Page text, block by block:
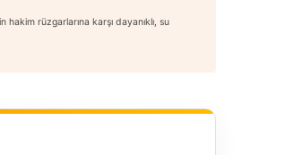
hakim rüzgarlarına karşı dayanıklı, su